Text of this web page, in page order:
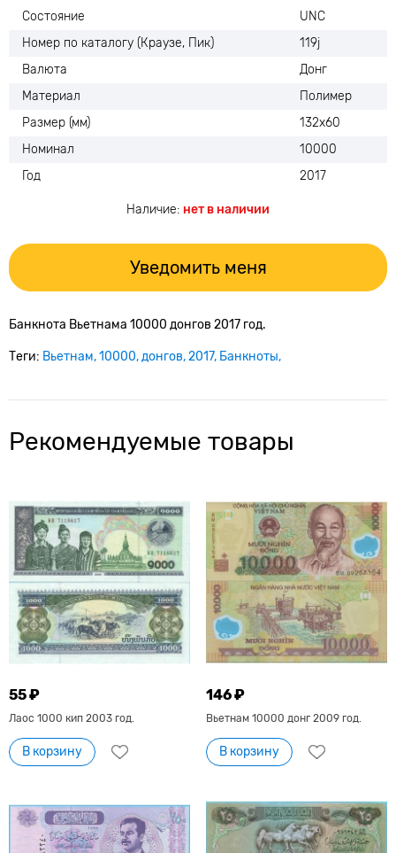
Состояние
UNC
Номер по каталогу (Краузе, Пик)
119j
Валюта
Донг
Материал
Полимер
Размер (мм)
132х60
Номинал
10000
Год
2017
Наличие: нет в наличии
Уведомить меня
Банкнота Вьетнама 10000 донгов 2017 год.
Теги: Вьетнам 10000 донгов 2017 Банкноты
Рекомендуемые товары
55 ₽
Лаос 1000 кип 2003 год.
В корзину
146 ₽
Вьетнам 10000 донг 2009 год.
В корзину